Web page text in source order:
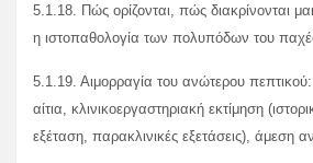
5.1.18. Πώς ορίζονται, πώς διακρίνονται
η ιστοπαθολογία των πολυπόδων του
5.1.19. Αιμορραγία του ανώτερου
αίτια, κλινικοεργαστηριακή εκτίμηση
εξέταση, παρακλινικές εξετάσεις), άμεση